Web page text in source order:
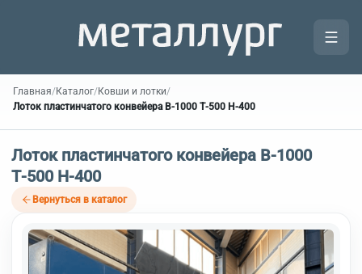
Главная/Каталог/Ковши и лотки/
Лоток пластинчатого конвейера В-1000 Т-500 Н-400
Лоток пластинчатого конвейера В-1000
Т-500 Н-400
Вернуться в каталог